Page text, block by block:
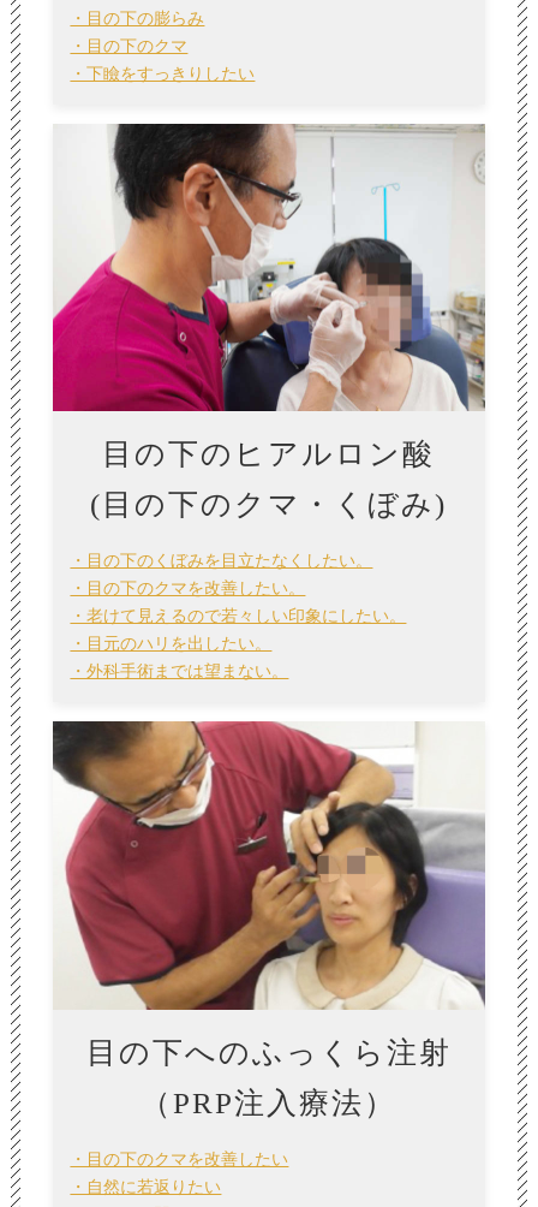
・目の下の膨らみ
・目の下のクマ
・下瞼をすっきりしたい
目の下のヒアルロン酸
(目の下のクマ・くぼみ)
・目の下のくぼみを目立たなくしたい。
・目の下のクマを改善したい。
・老けて見えるので若々しい印象にしたい。
・目元のハリを出したい。
・外科手術までは望まない。
目の下へのふっくら注射
（PRP注入療法）
・目の下のクマを改善したい
・自然に若返りたい